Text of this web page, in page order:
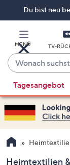
Du bist neu
MENÜ TV-
Wonach
suchst
du
heute?
Vorschläge
verfügbar
sind,
verwenden
Sie
Tagesangebot
Heimtextilien